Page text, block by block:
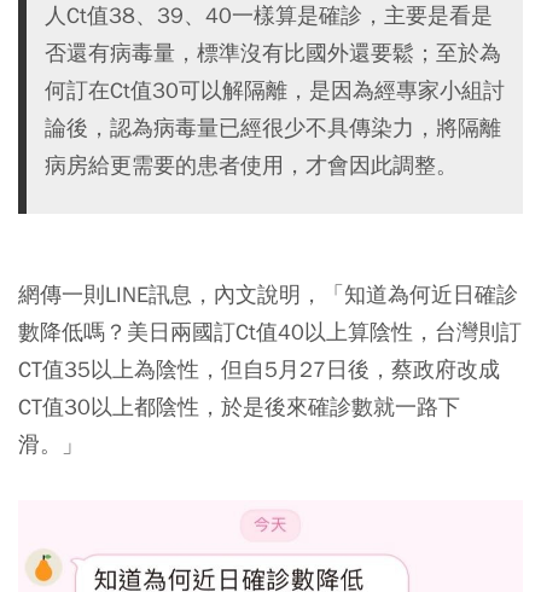
人Ct值38、39、40一樣算是確診，主要是看是
否還有病毒量，標準沒有比國外還要鬆；至於為
何訂在Ct值30可以解隔離，是因為經專家小組討
論後，認為病毒量已經很少不具傳染力，將隔離
病房給更需要的患者使用，才會因此調整。
網傳一則LINE訊息，內文說明，「知道為何近日確診
數降低嗎？美日兩國訂Ct值40以上算陰性，台灣則訂
CT值35以上為陰性，但自5月27日後，蔡政府改成
CT值30以上都陰性，於是後來確診數就一路下
滑。」